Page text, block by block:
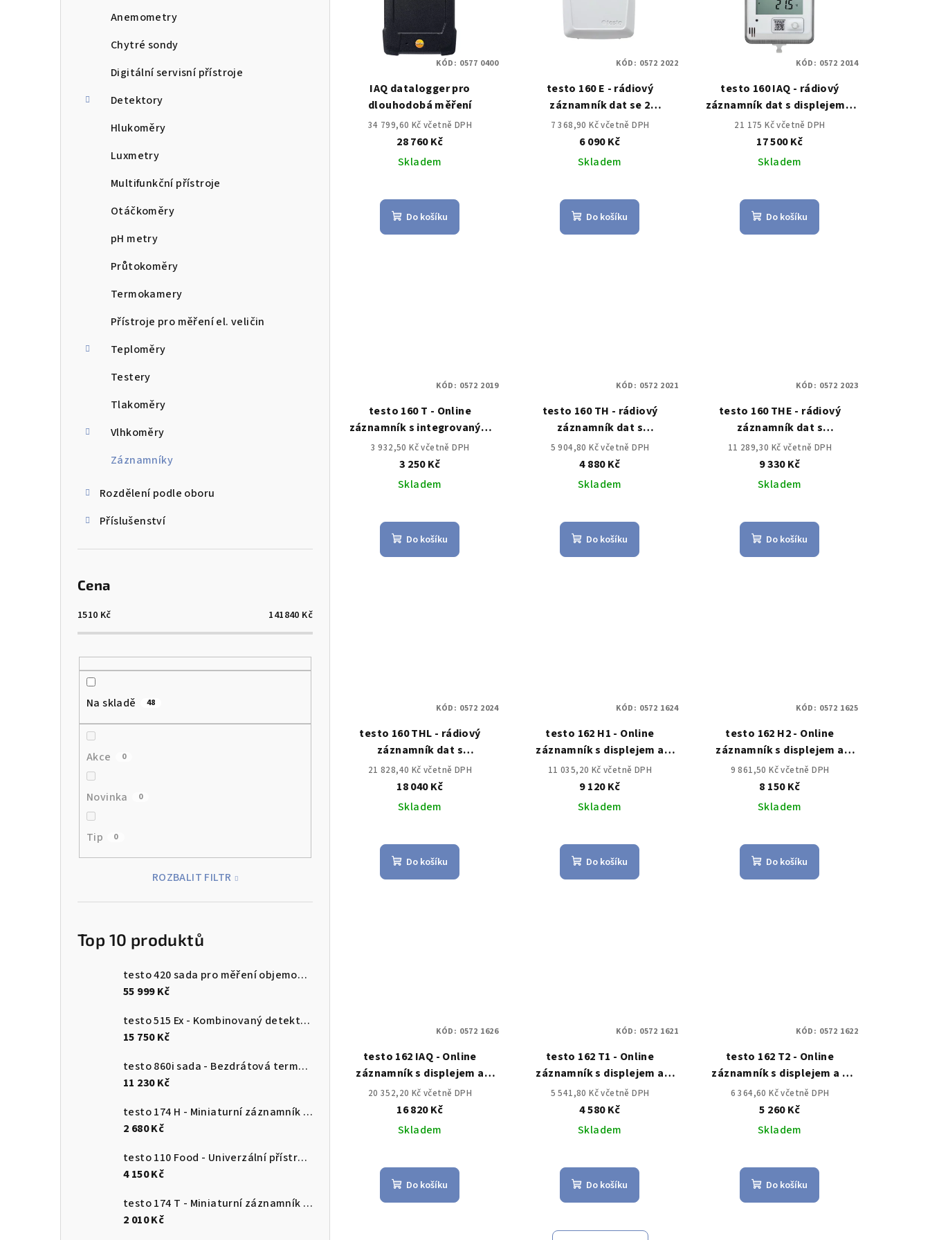
Anemometry
Chytré sondy
Digitální servisní přístroje
Detektory
Hlukoměry
Luxmetry
Multifunkční přístroje
Otáčkoměry
pH metry
Průtokoměry
Termokamery
Přístroje pro měření el. veličin
Teploměry
Testery
Tlakoměry
Vlhkoměry
Záznamníky
Rozdělení podle oboru
Příslušenství
Cena
1510 Kč 141840 Kč
Na skladě 48
Akce 0
Novinka 0
Tip 0
ROZBALIT FILTR
Top 10 produktů
testo 420 sada pro měření objemového průtoku
55 999 Kč
testo 515 Ex - Kombinovaný detektor úniku
15 750 Kč
testo 860i sada - Bezdrátová termokamera pro chytré telefony
11 230 Kč
testo 174 H - Miniaturní záznamník pro měření teploty a vlhkosti s USB-C a softwarem pro PC
2 680 Kč
testo 110 Food - Univerzální přístroj pro měření teploty s připojením k aplikaci
4 150 Kč
testo 174 T - Miniaturní záznamník teploty s USB-C a softwarem pro PC
2 010 Kč
IAQ datalogger pro
dlouhodobá měření
34 799,60 Kč včetně DPH
28 760 Kč
Skladem
Do košíku
KÓD: 0577 0400
testo 160 E - rádiový
záznamník dat se 2
konektory pro teplotní,
vlhkostní sondu, sondu lux
nebo lux a UV-záření
7 368,90 Kč včetně DPH
6 090 Kč
Skladem
Do košíku
KÓD: 0572 2022
testo 160 IAQ - rádiový
záznamník dat s displejem a
integrovanými senzory pro
teploty, vlhkost, CO2 a
atmosférický tlak
21 175 Kč včetně DPH
17 500 Kč
Skladem
Do košíku
KÓD: 0572 2014
testo 160 T - Online
záznamník s integrovaným
teplotním senzorem
3 932,50 Kč včetně DPH
3 250 Kč
Skladem
Do košíku
KÓD: 0572 2019
testo 160 TH - rádiový
záznamník dat s
integrovaným teplotním a
vlhkostním senzorem
5 904,80 Kč včetně DPH
4 880 Kč
Skladem
Do košíku
KÓD: 0572 2021
testo 160 THE - rádiový
záznamník dat s
integrovaným teplotním a
vlhkostním senzorem a 2
konektory pro sondy
11 289,30 Kč včetně DPH
9 330 Kč
Skladem
Do košíku
KÓD: 0572 2023
testo 160 THL - rádiový
záznamník dat s
integrovanými senzory pro
teplotu, vlhkost, lux a UV-
záření
21 828,40 Kč včetně DPH
18 040 Kč
Skladem
Do košíku
KÓD: 0572 2024
testo 162 H1 - Online
záznamník s displejem a
integrovaným senzorem
teploty a vlhkosti
11 035,20 Kč včetně DPH
9 120 Kč
Skladem
Do košíku
KÓD: 0572 1624
testo 162 H2 - Online
záznamník s displejem a
přípojkami pro teplotní a
vlhkostní sondy
9 861,50 Kč včetně DPH
8 150 Kč
Skladem
Do košíku
KÓD: 0572 1625
testo 162 IAQ - Online
záznamník s displejem a
integrovanými senzory
teploty, vlhkosti, CO2 a
atmosférického tlaku.
20 352,20 Kč včetně DPH
16 820 Kč
Skladem
Do košíku
KÓD: 0572 1626
testo 162 T1 - Online
záznamník s displejem a
integrovaným teplotním
senzorem
5 541,80 Kč včetně DPH
4 580 Kč
Skladem
Do košíku
KÓD: 0572 1621
testo 162 T2 - Online
záznamník s displejem a 2
přípojkami pro NTC teplotní
sondy
6 364,60 Kč včetně DPH
5 260 Kč
Skladem
Do košíku
KÓD: 0572 1622